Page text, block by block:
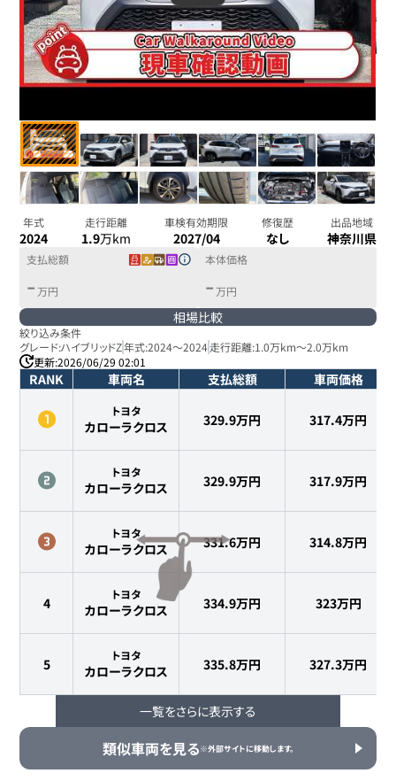
年式
2024
走行距離
1.9万km
車検有効期限
2027/04
修復歴
なし
出品地域
神奈川県
支払総額
- 万円
本体価格
- 万円
相場比較
絞り込み条件
グレード:ハイブリッドZ年式:2024～2024走行距離:1.0万km～2.0万km
更新:2026/06/29 02:01
RANK 車両名 支払総額 車両価格
トヨタ
カローラクロス 329.9万円 317.4万円
トヨタ
カローラクロス 329.9万円 317.9万円
トヨタ
カローラクロス 331.6万円 314.8万円
4
トヨタ
カローラクロス 334.9万円 323万円
5
トヨタ
カローラクロス 335.8万円 327.3万円
6
トヨタ
カローラクロス 335.9万円 323.8万円
一覧をさらに表示する
類似車両を見る※外部サイトに移動します。